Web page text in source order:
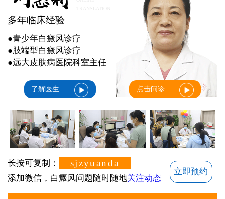
多年临床经验
●青少年白癜风诊疗
●肢端型白癜风诊疗
●远大皮肤病医院科室主任
了解医生 点击问诊
长按可复制： sjzyuanda
添加微信，白癜风问题随时随地关注动态
立即预约